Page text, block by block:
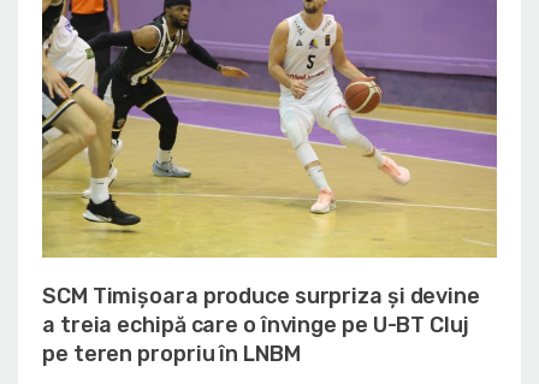
SCM Timișoara produce surpriza și devine
a treia echipă care o învinge pe U-BT Cluj
pe teren propriu în LNBM